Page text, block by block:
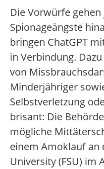
Die Vorwürfe
Spionageängste
bringen ChatGPT
in Verbindung.
von
Minderjähriger
Selbstverletzung
brisant: Die
mögliche
einem Amoklauf an
University (FSU) im